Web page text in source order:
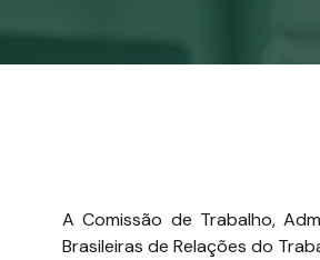
A Comissão de Trabalho,
Brasileiras de Relações do